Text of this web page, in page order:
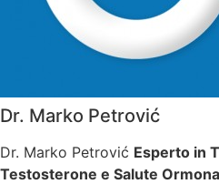
Dr. Marko Petrović
Dr. Marko Petrović Esperto in
Testosterone e Salute